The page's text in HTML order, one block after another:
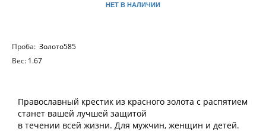
НЕТ В НАЛИЧИИ
Проба: Золото585
Вес: 1.67
Православный крестик из красного золота с распятием
станет вашей лучшей защитой
в течении всей жизни. Для мужчин, женщин и детей.